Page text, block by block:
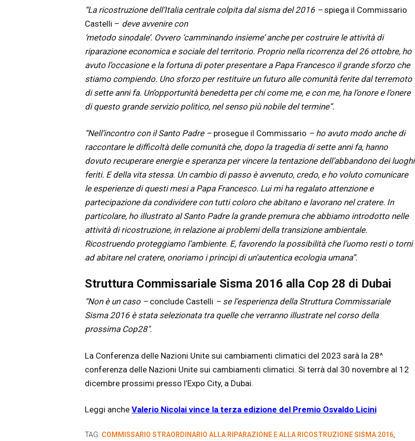
“La ricostruzione dell’Italia centrale colpita dal sisma del 2016 –spiega il Commissario
Castelli – deve avvenire con
‘metodo sinodale’. Ovvero ‘camminando insieme’ anche per costruire le attività di
riparazione economica e sociale del territorio. Proprio nella ricorrenza del 26 ottobre, ho
avuto l’occasione e la fortuna di poter presentare a Papa Francesco il grande sforzo che
stiamo compiendo. Uno sforzo per restituire un futuro alle comunità ferite dal terremoto
di sette anni fa. Un’opportunità benedetta per chi come me, e con me, ha l’onore e l’onere
di questo grande servizio politico, nel senso più nobile del termine”.
“Nell’incontro con il Santo Padre – prosegue il Commissario – ho avuto modo anche di
raccontare le difficoltà delle comunità che, dopo la tragedia di sette anni fa, hanno
dovuto recuperare energie e speranza per vincere la tentazione dell’abbandono dei luoghi
feriti. E della vita stessa. Un cambio di passo è avvenuto, credo, e ho voluto comunicare
le esperienze di questi mesi a Papa Francesco. Lui mi ha regalato attenzione e
partecipazione da condividere con tutti coloro che abitano e lavorano nel cratere. In
particolare, ho illustrato al Santo Padre la grande premura che abbiamo introdotto nelle
attività di ricostruzione, in relazione ai problemi della transizione ambientale.
Ricostruendo proteggiamo l’ambiente. E, favorendo la possibilità che l’uomo resti o torni
ad abitare nel cratere, onoriamo i principi di un’autentica ecologia umana”.
Struttura Commissariale Sisma 2016 alla Cop 28 di Dubai
“Non è un caso –conclude Castelli – se l’esperienza della Struttura Commissariale
Sisma 2016 è stata selezionata tra quelle che verranno illustrate nel corso della
prossima Cop28″.
La Conferenza delle Nazioni Unite sui cambiamenti climatici del 2023 sarà la 28^
conferenza delle Nazioni Unite sui cambiamenti climatici. Si terrà dal 30 novembre al 12
dicembre prossimi presso l’Expo City, a Dubai.
Leggi anche Valerio Nicolai vince la terza edizione del Premio Osvaldo Licini
TAG: COMMISSARIO STRAORDINARIO ALLA RIPARAZIONE E ALLA RICOSTRUZIONE SISMA 2016,